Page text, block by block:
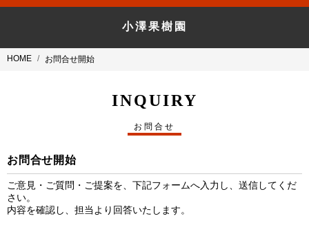
小澤果樹園
HOME お問合せ開始
INQUIRY
お問合せ
お問合せ開始
ご意見・ご質問・ご提案を、下記フォームへ入力し、送信してくだ
さい。
内容を確認し、担当より回答いたします。